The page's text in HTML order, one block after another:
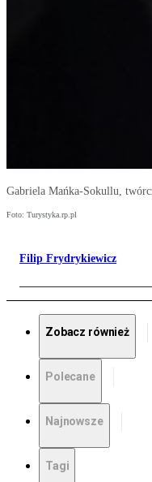
Gabriela Mańka-Sokullu,
Foto: Turystyka.rp.pl
Filip Frydrykiewicz
Zobacz również
Polecane
Najnowsze
Tagi